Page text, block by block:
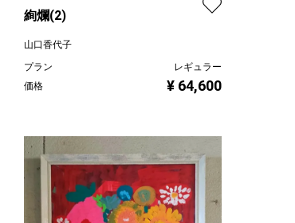
絢爛(2)
山口香代子
プラン
レギュラー
価格
¥ 64,600